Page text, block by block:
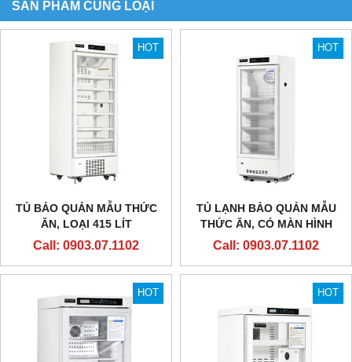
SẢN PHẨM CÙNG LOẠI
HOT
TỦ BẢO QUẢN MẪU THỨC
ĂN, LOẠI 415 LÍT
Call: 0903.07.1102
HOT
TỦ LẠNH BẢO QUẢN MẪU
THỨC ĂN, CÓ MÀN HÌNH
NHIỆT ĐỘ
Call: 0903.07.1102
HOT HOT